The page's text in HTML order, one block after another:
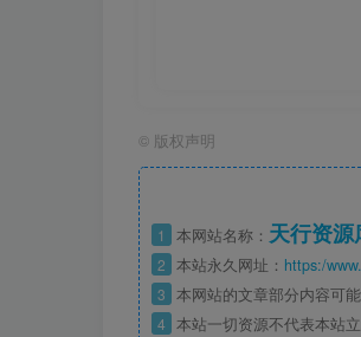
© 版权声明
1 本网站名称： 天行资源
2 本站永久网址： https:/
3 本网站的文章部分内容可
4 本站一切资源不代表本站